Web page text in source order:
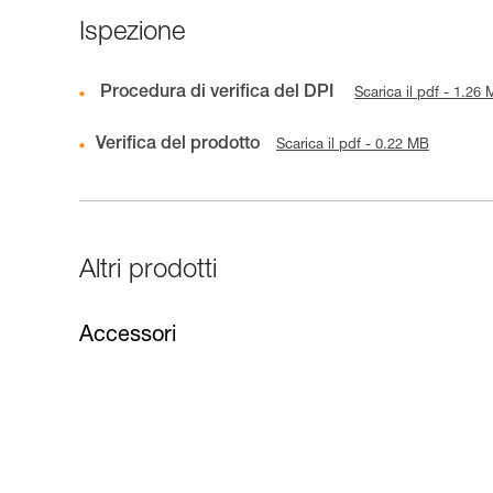
Ispezione
Procedura di verifica del DPI Scarica il pdf - 1.26
Verifica del prodotto Scarica il pdf - 0.22 MB
Altri prodotti
Accessori